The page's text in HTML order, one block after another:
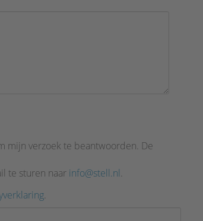
mijn verzoek te beantwoorden. De
te sturen naar info@stell.nl.
.